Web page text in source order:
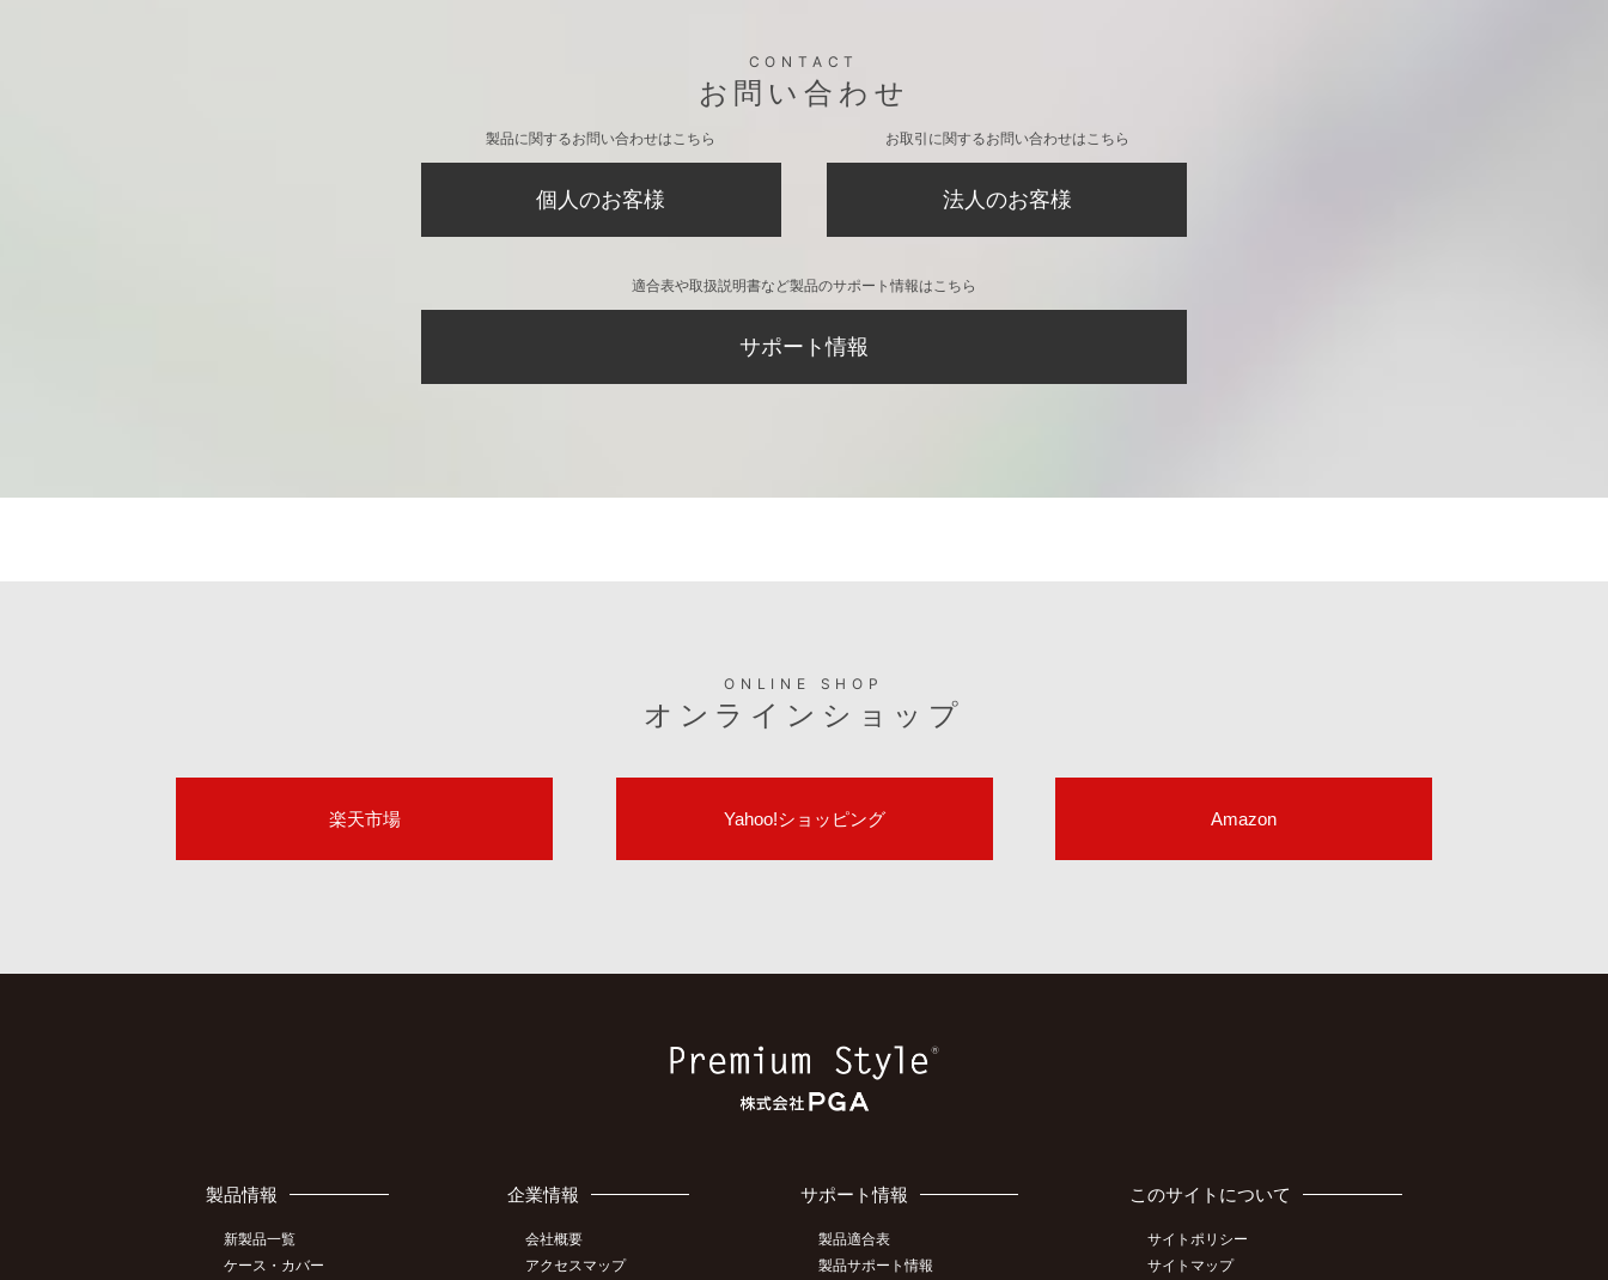
CONTACT
お問い合わせ
製品に関するお問い合わせはこちら
個人のお客様
お取引に関するお問い合わせはこちら
法人のお客様
適合表や取扱説明書など製品のサポート情報はこちら
サポート情報
ONLINE SHOP
オンラインショップ
楽天市場 Yahoo!ショッピング Amazon
製品情報
新製品一覧
ケース・カバー
企業情報
会社概要
アクセスマップ
サポート情報
製品適合表
製品サポート情報
このサイトについて
サイトポリシー
サイトマップ